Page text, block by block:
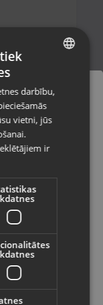
uz
RUSSIAN
darbību,
vietni, jūs
ir